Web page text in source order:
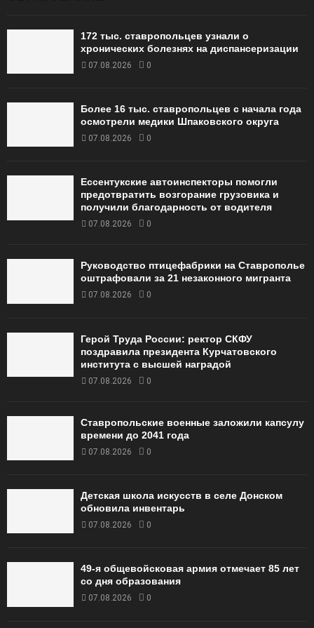
172 тыс. ставропольцев узнали о
хронических болезнях на диспансеризации
07.08.2026 0
Более 16 тыс. ставропольцев с начала года
осмотрели медики Шпаковского округа
07.08.2026 0
Ессентукские автоинспекторы помогли
предотвратить возгорание грузовика и
получили благодарность от водителя
07.08.2026 0
Руководство птицефабрики на Ставрополье
оштрафовали за 21 незаконного мигранта
07.08.2026 0
Герой Труда России: ректор СКФУ
поздравила президента Курчатовского
института с высшей наградой
07.08.2026 0
Ставропольские военные заложили капсулу
времени до 2041 года
07.08.2026 0
Детская школа искусств в селе Донском
обновила инвентарь
07.08.2026 0
49‑я общевойсковая армия отмечает 85 лет
со дня образования
07.08.2026 0